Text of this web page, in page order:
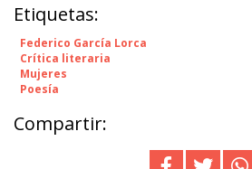
Etiquetas:
Federico García Lorca
Crítica literaria
Mujeres
Poesía
Compartir: